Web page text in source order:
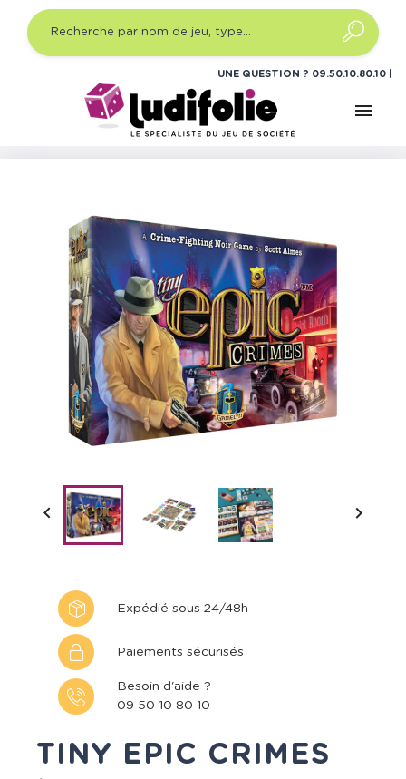
UNE QUESTION ? 09.50.10.80.10
menu
Jeux de société Jeux de plateau expert
Tiny
 
Expédié sous 24/48h
Paiements sécurisés
Besoin d'aide ?
09 50 10 80 10
TINY EPIC CRIMES